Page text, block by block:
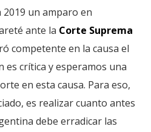
un amparo en
ante la Corte Suprema
competente en la causa el
es crítica y esperamos una
en esta causa. Para eso,
es realizar cuanto antes
debe erradicar las